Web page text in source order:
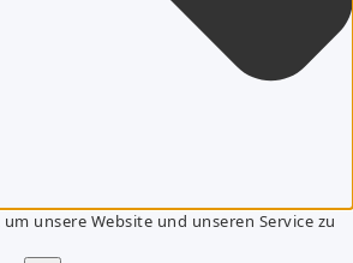
unsere Website und unseren Service zu